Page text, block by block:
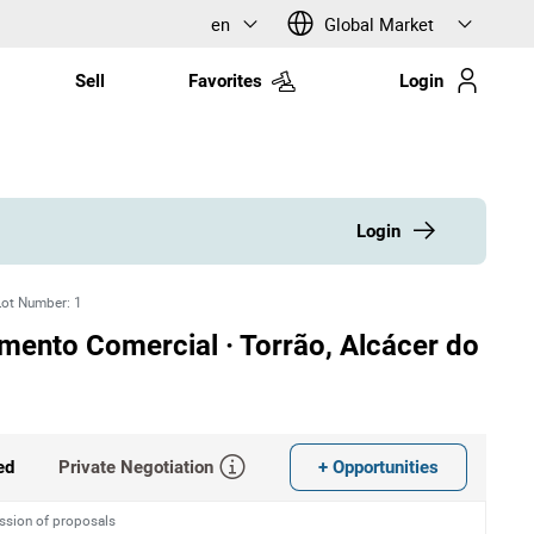
en Global Market
Sell Favorites Login
Login
Number: 1
Comercial · Torrão, Alcácer do
Private Negotiation + Opportunities
of proposals